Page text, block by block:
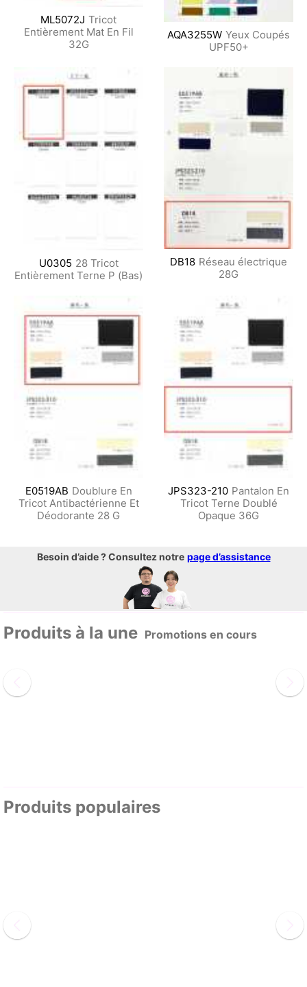
ML5072J Tricot
Entièrement Mat En Fil
32G
AQA3255W Yeux Coupés
UPF50+
U0305 28 Tricot
Entièrement Terne P (Bas)
DB18 Réseau électrique
28G
E0519AB Doublure En
Tricot Antibactérienne Et
Déodorante 28 G
JPS323-210 Pantalon En
Tricot Terne Doublé
Opaque 36G
Besoin d’aide ? Consultez notre page d’assistance
Produits à la une Promotions en cours
Produits populaires